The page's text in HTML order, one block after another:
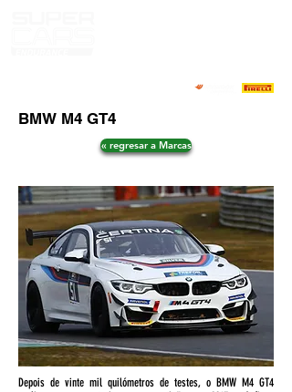
BMW M4 GT4
« regresar a Marcas
Depois de vinte mil quilómetros de testes, o BMW M4 GT4